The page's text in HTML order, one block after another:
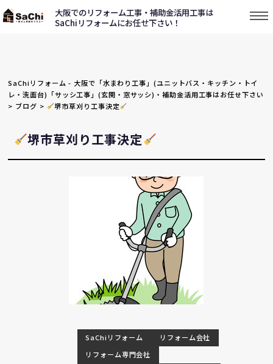
大阪でのリフォーム工事・補助金活用工事は
SaChiリフォームにお任せ下さい！
SaChiリフォーム - 大阪で「水まわり工事」(ユニットバス・キッチン・トイ
レ・洗面台)「サッシ工事」(玄関・窓サッシ)・補助金活用工事はお任せ下さい
> ブログ > 堺市草刈り工事決定
堺市草刈り工事決定
SaChiリフォーム
リフォーム会社
リフォーム専門会社